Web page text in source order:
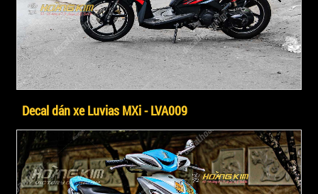
Decal dán xe Luvias MXi - LVA009